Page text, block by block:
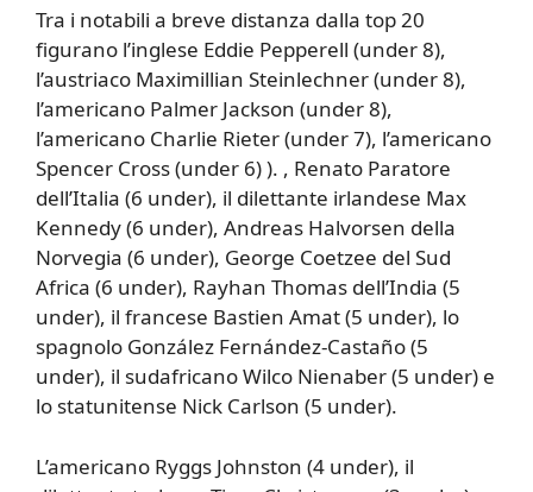
Tra i notabili a breve distanza dalla top 20
figurano l’inglese Eddie Pepperell (under 8),
l’austriaco Maximillian Steinlechner (under 8),
l’americano Palmer Jackson (under 8),
l’americano Charlie Rieter (under 7), l’americano
Spencer Cross (under 6) ). , Renato Paratore
dell’Italia (6 under), il dilettante irlandese Max
Kennedy (6 under), Andreas Halvorsen della
Norvegia (6 under), George Coetzee del Sud
Africa (6 under), Rayhan Thomas dell’India (5
under), il francese Bastien Amat (5 under), lo
spagnolo González Fernández-Castaño (5
under), il sudafricano Wilco Nienaber (5 under) e
lo statunitense Nick Carlson (5 under).
L’americano Ryggs Johnston (4 under), il